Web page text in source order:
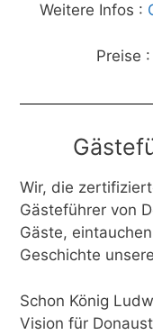
Weitere Infos :
Preise :
Wir, die
Gästeführer von
Gäste,
Geschichte
Schon König
Vision für